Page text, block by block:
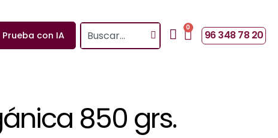
Prueba con IA Search 0
Cart96 348 78 20
850 grs.